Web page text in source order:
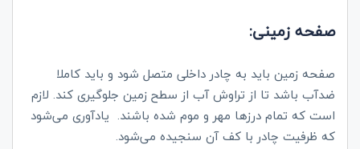
صفحه زمینی:
صفحه زمین باید به چادر داخلی متصل شود و باید کاملا
ضدآب باشد تا از تراوش آب از سطح زمین جلوگیری کند. لازم
است که تمام درزها مهر و موم شده باشند. یادآوری می‌شود
که ظرفیت چادر با کف آن سنجیده می‌شود.